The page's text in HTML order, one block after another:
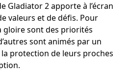
Gladiator 2 apporte à l’écran
valeurs et de défis. Pour
gloire sont des priorités
sont animés par un
protection de leurs proches